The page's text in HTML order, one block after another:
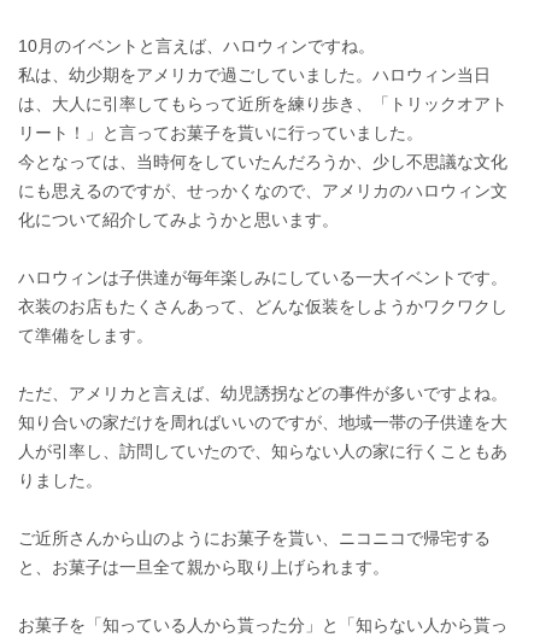
10月のイベントと言えば、ハロウィンですね。
私は、幼少期をアメリカで過ごしていました。ハロウィン当日
は、大人に引率してもらって近所を練り歩き、「トリックオアト
リート！」と言ってお菓子を貰いに行っていました。
今となっては、当時何をしていたんだろうか、少し不思議な文化
にも思えるのですが、せっかくなので、アメリカのハロウィン文
化について紹介してみようかと思います。
ハロウィンは子供達が毎年楽しみにしている一大イベントです。
衣装のお店もたくさんあって、どんな仮装をしようかワクワクし
て準備をします。
ただ、アメリカと言えば、幼児誘拐などの事件が多いですよね。
知り合いの家だけを周ればいいのですが、地域一帯の子供達を大
人が引率し、訪問していたので、知らない人の家に行くこともあ
りました。
ご近所さんから山のようにお菓子を貰い、ニコニコで帰宅する
と、お菓子は一旦全て親から取り上げられます。
お菓子を「知っている人から貰った分」と「知らない人から貰っ